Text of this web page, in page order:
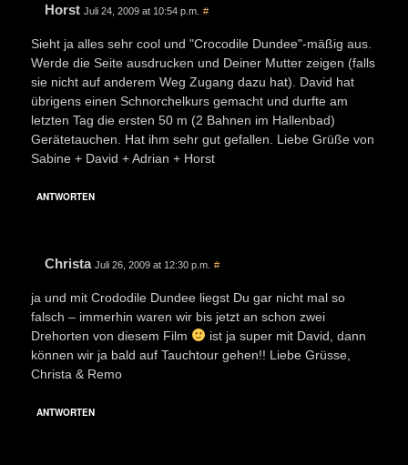
Horst Juli 24, 2009 at 10:54 p.m. #
Sieht ja alles sehr cool und "Crocodile Dundee"-mäßig aus.
Werde die Seite ausdrucken und Deiner Mutter zeigen (falls
sie nicht auf anderem Weg Zugang dazu hat). David hat
übrigens einen Schnorchelkurs gemacht und durfte am
letzten Tag die ersten 50 m (2 Bahnen im Hallenbad)
Gerätetauchen. Hat ihm sehr gut gefallen. Liebe Grüße von
Sabine + David + Adrian + Horst
ANTWORTEN
Christa Juli 26, 2009 at 12:30 p.m. #
ja und mit Crododile Dundee liegst Du gar nicht mal so
falsch – immerhin waren wir bis jetzt an schon zwei
Drehorten von diesem Film
ist ja super mit David, dann
können wir ja bald auf Tauchtour gehen!! Liebe Grüsse,
Christa & Remo
ANTWORTEN